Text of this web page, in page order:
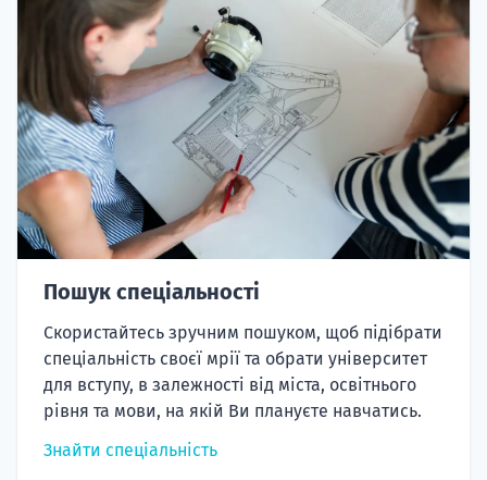
Пошук спеціальності
Скористайтесь зручним пошуком, щоб підібрати
спеціальність своєї мрії та обрати університет
для вступу, в залежності від міста, освітнього
рівня та мови, на якій Ви плануєте навчатись.
Знайти спеціальність